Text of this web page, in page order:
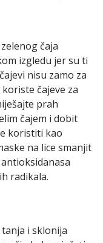
čaja
izgledu jer su ti
nisu zamo za
čajeve za
prah
čajem i dobit
koristiti kao
na lice smanjit
radikala.
i sklonija